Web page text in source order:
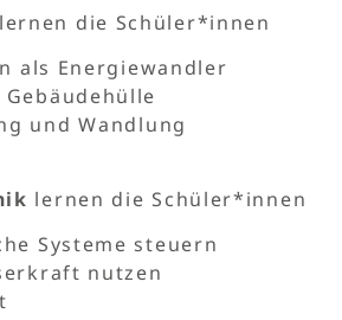
lernen die Schüler*innen
als Energiewandler
und Wandlung
lernen die Schüler*innen
Systeme steuern
nutzen